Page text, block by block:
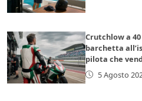
Crutchlow a
barchetta
pilota che
5 Agosto